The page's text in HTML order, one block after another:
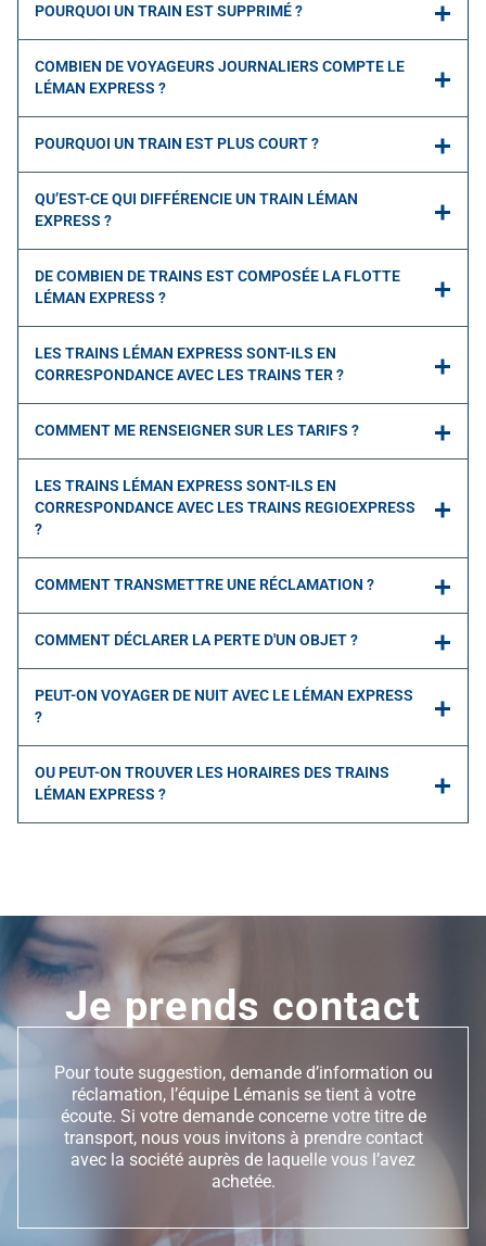
POURQUOI UN TRAIN EST SUPPRIMÉ ?
COMBIEN DE VOYAGEURS JOURNALIERS COMPTE LE
LÉMAN EXPRESS ?
POURQUOI UN TRAIN EST PLUS COURT ?
QU’EST-CE QUI DIFFÉRENCIE UN TRAIN LÉMAN
EXPRESS ?
DE COMBIEN DE TRAINS EST COMPOSÉE LA FLOTTE
LÉMAN EXPRESS ?
LES TRAINS LÉMAN EXPRESS SONT-ILS EN
CORRESPONDANCE AVEC LES TRAINS TER ?
COMMENT ME RENSEIGNER SUR LES TARIFS ?
LES TRAINS LÉMAN EXPRESS SONT-ILS EN
CORRESPONDANCE AVEC LES TRAINS REGIOEXPRESS
?
COMMENT TRANSMETTRE UNE RÉCLAMATION ?
COMMENT DÉCLARER LA PERTE D'UN OBJET ?
PEUT-ON VOYAGER DE NUIT AVEC LE LÉMAN EXPRESS
?
OU PEUT-ON TROUVER LES HORAIRES DES TRAINS
LÉMAN EXPRESS ?
Je prends contact
Pour toute suggestion, demande d’information ou
réclamation, l’équipe Lémanis se tient à votre
écoute. Si votre demande concerne votre titre de
transport, nous vous invitons à prendre contact
avec la société auprès de laquelle vous l’avez
achetée.